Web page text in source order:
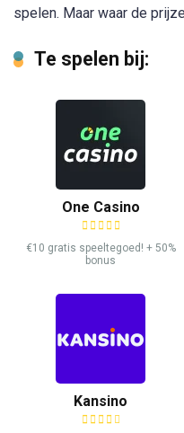
spelen. Maar waar de
Te spelen bij:
One Casino
€10 gratis speeltegoed! + 50%
bonus
Kansino